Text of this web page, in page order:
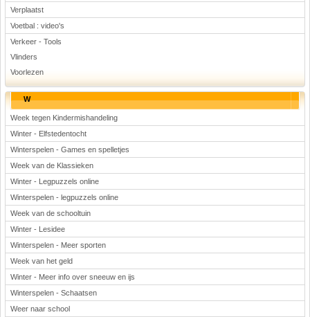
Verplaatst
Voetbal : video's
Verkeer - Tools
Vlinders
Voorlezen
W
Week tegen Kindermishandeling
Winter - Elfstedentocht
Winterspelen - Games en spelletjes
Week van de Klassieken
Winter - Legpuzzels online
Winterspelen - legpuzzels online
Week van de schooltuin
Winter - Lesidee
Winterspelen - Meer sporten
Week van het geld
Winter - Meer info over sneeuw en ijs
Winterspelen - Schaatsen
Weer naar school